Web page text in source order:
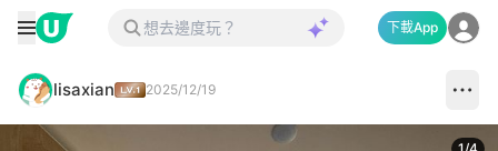
下載App
lisaxian 2025/12/19